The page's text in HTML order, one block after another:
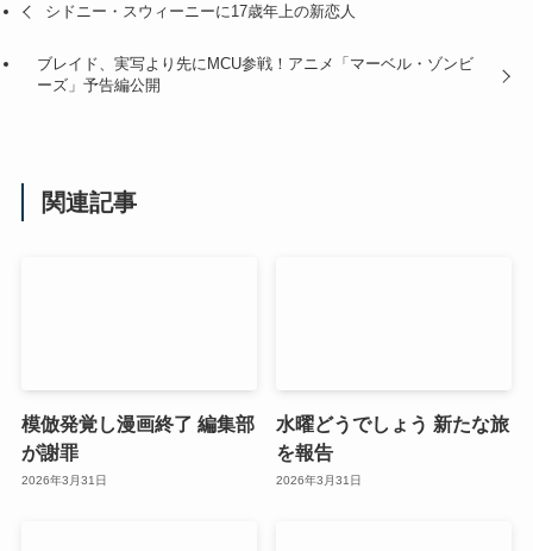
シドニー・スウィーニーに17歳年上の新恋人
ブレイド、実写より先にMCU参戦！アニメ「マーベル・ゾンビ
ーズ」予告編公開
関連記事
模倣発覚し漫画終了 編集部
が謝罪
2026年3月31日
水曜どうでしょう 新たな旅
を報告
2026年3月31日